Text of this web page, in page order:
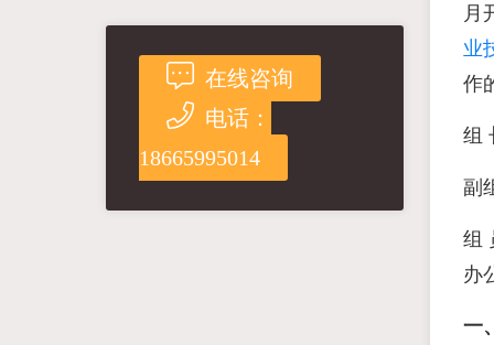
在线咨询
电话：
18665995014
月
业
作
组
副
组
办
一